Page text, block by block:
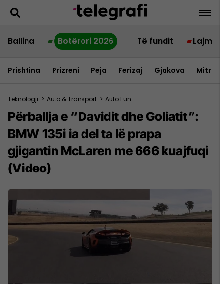
Ballina Botërori 2026 Të fundit Lajme
Prishtina Prizreni Peja Ferizaj Gjakova
Teknologji > Auto & Transport > Auto Fun
Përballja e “Davidit dhe Goliatit”:
BMW 135i ia del ta lë prapa
gjigantin McLaren me 666 kuajfuqi
(Video)